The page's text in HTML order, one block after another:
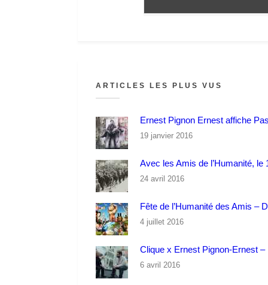
ARTICLES LES PLUS VUS
Ernest Pignon Ernest affiche
19 janvier 2016
Avec les Amis de l’Humanité, le
24 avril 2016
Fête de l’Humanité des Amis –
4 juillet 2016
Clique x Ernest Pignon-Ernest
6 avril 2016